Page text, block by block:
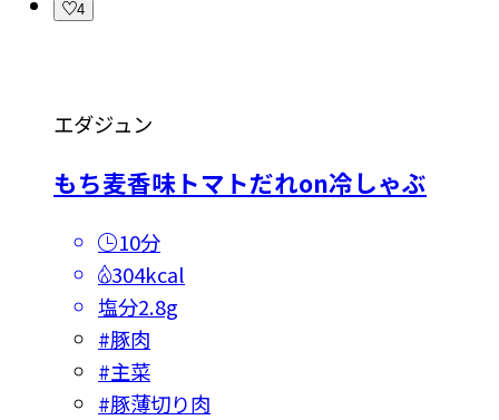
4
エダジュン
もち麦香味トマトだれon冷しゃぶ
10分
304kcal
塩分2.8g
#豚肉
#主菜
#豚薄切り肉